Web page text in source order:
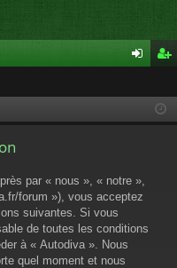
cri
par « nous », « notre »,
forum »), vous acceptez
suivantes. Si vous
de toutes les conditions
à « Autodiva ». Nous
quel moment et nous